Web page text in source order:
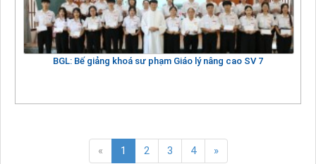
BGL: Bế giảng khoá sư phạm Giáo lý nâng cao SV 7
« 1 2 3 4 »